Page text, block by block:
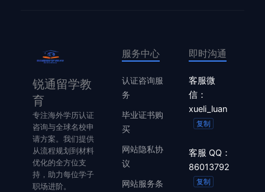
锐通留学教
育
专注海外学历认证
咨询与全球名校申
请方案。我们提供
从流程规划到材料
优化的全方位支
持，助力每位学子
职场进阶。
服务中心
认证咨询服
务
毕业证书购
买
网站隐私协
议
网站服务条
即时沟通
客服微
信：
xueli_luan
复制
客服 QQ：
86013792
复制